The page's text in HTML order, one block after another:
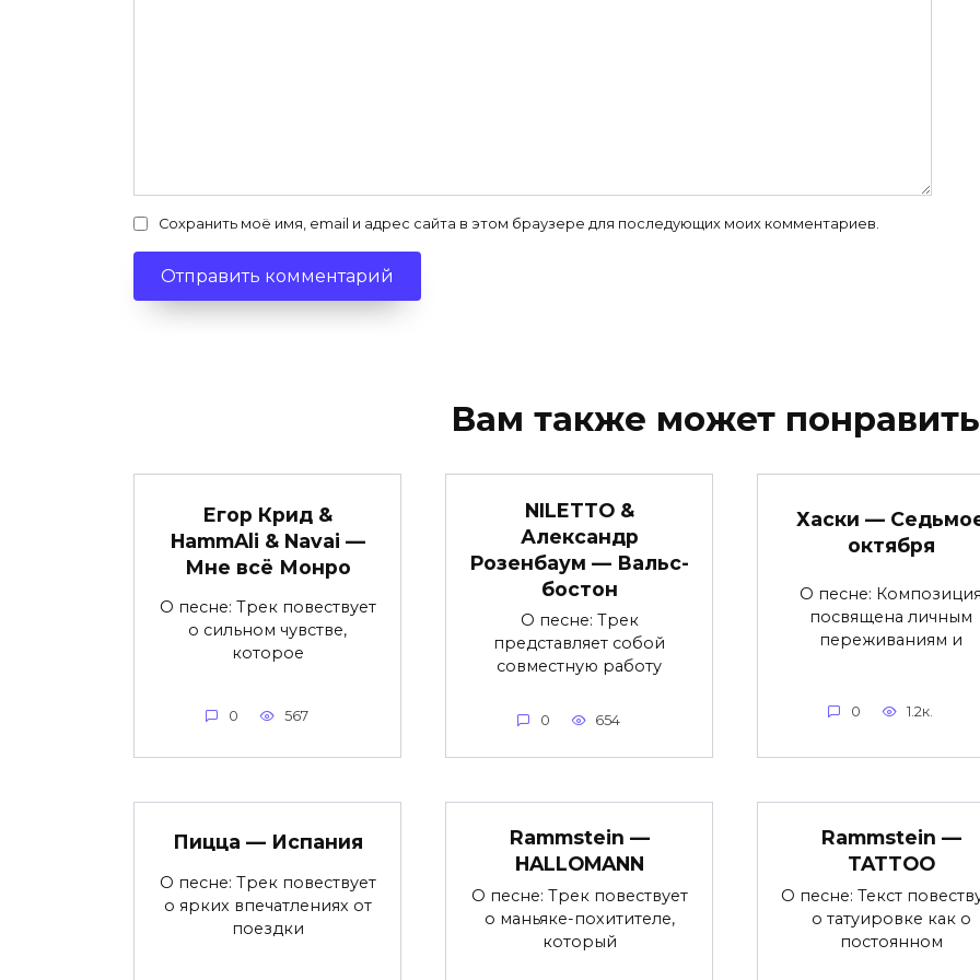
Сохранить моё имя, email и адрес сайта в этом браузере для последующих моих комментариев.
Вам также может
Егор Крид &
HammAli & Navai —
Мне всё Монро
О песне: Трек повествует
о сильном чувстве,
которое
0 567
NILETTO &
Александр
Розенбаум — Вальс-
бостон
О песне: Трек
представляет собой
совместную работу
0 654
Хаски —
октября
О песне:
посвящена личным
переживаниям и
0 1.2к.
Пицца — Испания
О песне: Трек повествует
о ярких впечатлениях от
поездки
Rammstein —
HALLOMANN
О песне: Трек повествует
о маньяке-похитителе,
который
Rammstein —
TATTOO
О песне: Текст
о татуировке как о
постоянном